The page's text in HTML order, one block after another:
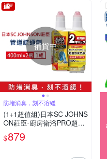
補貨中
防堵消臭，刻不溶緩
(1+1超值組)日本SC JOHNS
ON莊臣-廚房衛浴PRO超濃
縮強力消臭排水管道疏通凝
膠清潔劑400mlx2瓶(深層分
$879